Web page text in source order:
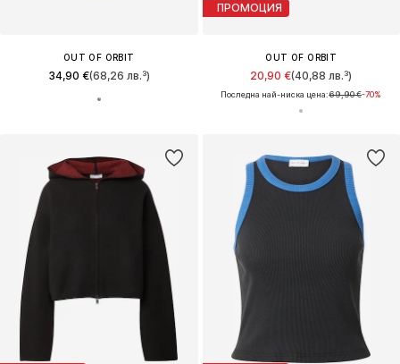
OUT OF ORBIT
34,90 €(68,26 лв.³)
ПРОМОЦИЯ
OUT OF ORBIT
20,90 €(40,88 лв.³)
Последна най-ниска цена:69,90 €-70%